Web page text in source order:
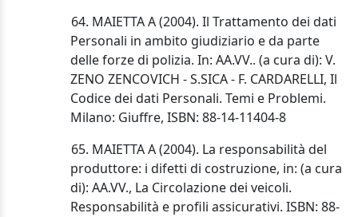
64. MAIETTA A (2004). Il Trattamento dei dati
Personali in ambito giudiziario e da parte
delle forze di polizia. In: AA.VV.. (a cura di): V.
ZENO ZENCOVICH - S.SICA - F. CARDARELLI, Il
Codice dei dati Personali. Temi e Problemi.
Milano: Giuffre, ISBN: 88-14-11404-8
65. MAIETTA A (2004). La responsabilità del
produttore: i difetti di costruzione, in: (a cura
di): AA.VV., La Circolazione dei veicoli.
Responsabilità e profili assicurativi. ISBN: 88-